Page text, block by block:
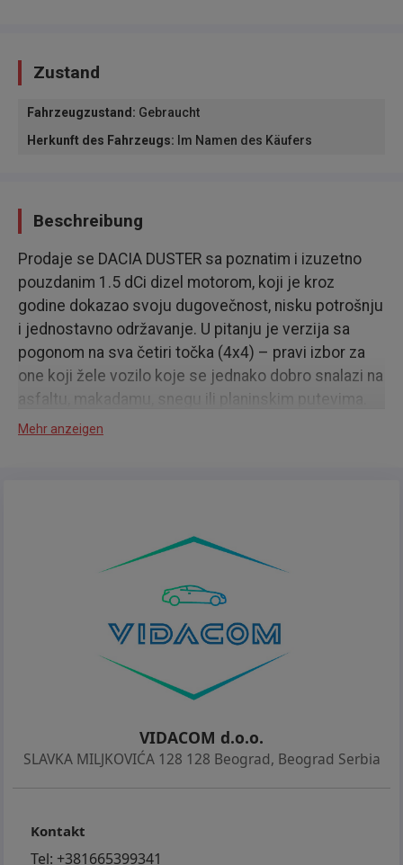
Zustand
Fahrzeugzustand : Gebraucht
Herkunft des Fahrzeugs: Im Namen des Käufers
Beschreibung
Prodaje se DACIA DUSTER sa poznatim i izuzetno
pouzdanim 1.5 dCi dizel motorom, koji je kroz
godine dokazao svoju dugovečnost, nisku potrošnju
i jednostavno održavanje. U pitanju je verzija sa
pogonom na sva četiri točka (4x4) – pravi izbor za
one koji žele vozilo koje se jednako dobro snalazi na
asfaltu, makadamu, snegu ili planinskim putevima.
obaveze i za duža putovanja.
Ovo je vozilo za ljude koji traže kombinaciju
robusnosti, pouzdanosti i ekonomičnosti, bez
previše elektronike i sa jednostavnim održavanjem.
Prava terenska Dacia – iskrena i izdržljiva, kao što
se i očekuje od ovakvog modela.
Motor radi tiho i mirno, vuče odlično i veoma je
štedljiv. Manuelni menjač precizan i utegnut, a 4x4
sistem funkcioniše besprekorno, uz mogućnost
Mehr anzeigen
VIDACOM d.o.o.
SLAVKA MILJKOVIĆA 128 128 Beograd, Beograd Serbia
Kontakt
Tel: +381665399341